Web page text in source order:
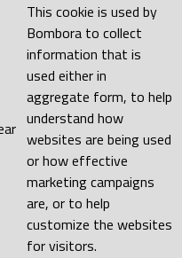
This cookie is used by
Bombora to collect
information that is
used either in
aggregate form, to help
understand how
websites are being used
or how effective
marketing campaigns
are, or to help
customize the websites
for visitors.